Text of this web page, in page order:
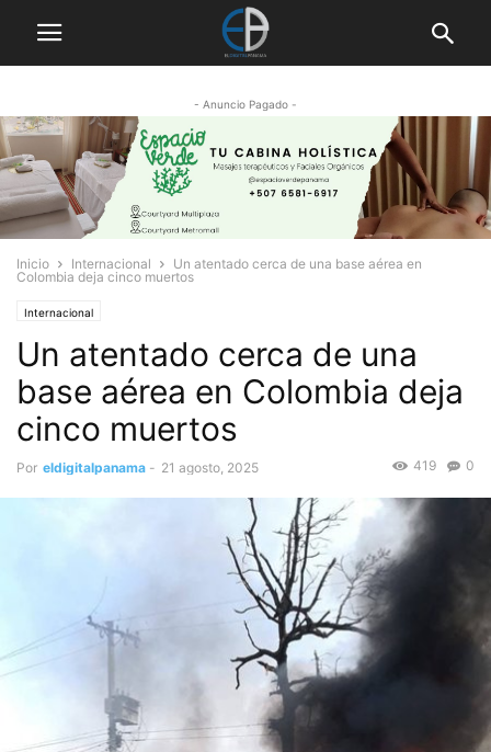
- Anuncio Pagado -
Inicio Internacional
Un atentado cerca de una base aérea en
Colombia deja cinco muertos
Internacional
Un atentado cerca de una
base aérea en Colombia deja
cinco muertos
Por eldigitalpanama - 21 agosto, 2025 0
419